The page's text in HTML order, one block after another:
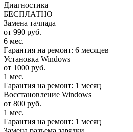
Диагностика
БЕСПЛАТНО
Замена тачпада
от 990 руб.
6 мес.
Гарантия на ремонт: 6 месяцев
Установка Windows
от 1000 руб.
1 мес.
Гарантия на ремонт: 1 месяц
Восстановление Windows
от 800 руб.
1 мес.
Гарантия на ремонт: 1 месяц
Замена разъема зарядки